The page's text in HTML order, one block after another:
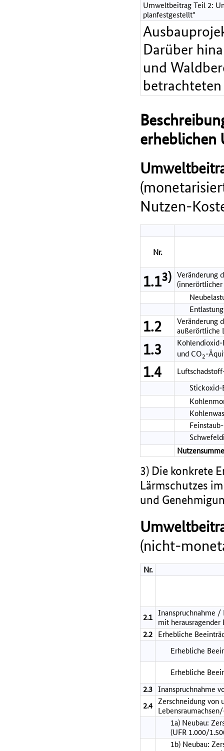
Umweltbeitrag Teil 2:
planfestgestellt"
Darüber
und
erheblichen
Nutzen-
Nr.
1.13) Veränderung
Entlastung
1.2
Veränderung
außerörtliche
1.3
und CO2-
1.4
Stickoxid-
3) Die konkrete
Lärmschutzes
und
(nicht-
Nr.
2.1 Inanspruchnahme /
mit herausragender
2.2
Erhebliche
Erhebliche
Erhebliche
2.3 Inanspruchnahme
2.4 Zerschneidung von
1a) Neubau:
(UFR 1.000/
1b) Neubau: